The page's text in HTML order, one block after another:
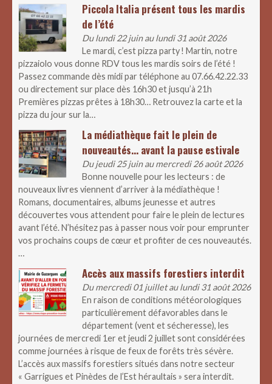
Piccola Italia présent tous les mardis
de l’été
Du lundi 22 juin au lundi 31 août 2026
Le mardi, c’est pizza party ! Martin, notre
pizzaiolo vous donne RDV tous les mardis soirs de l’été !
Passez commande dès midi par téléphone au 07.66.42.22.33
ou directement sur place dès 16h30 et jusqu’à 21h
Premières pizzas prêtes à 18h30… Retrouvez la carte et la
pizza du jour sur la…
La médiathèque fait le plein de
nouveautés… avant la pause estivale
Du jeudi 25 juin au mercredi 26 août 2026
Bonne nouvelle pour les lecteurs : de
nouveaux livres viennent d’arriver à la médiathèque !
Romans, documentaires, albums jeunesse et autres
découvertes vous attendent pour faire le plein de lectures
avant l’été. N’hésitez pas à passer nous voir pour emprunter
vos prochains coups de cœur et profiter de ces nouveautés.
…
Accès aux massifs forestiers interdit
Du mercredi 01 juillet au lundi 31 août 2026
En raison de conditions météorologiques
particulièrement défavorables dans le
département (vent et sécheresse), les
journées de mercredi 1er et jeudi 2 juillet sont considérées
comme journées à risque de feux de forêts très sévère.
L’accès aux massifs forestiers situés dans notre secteur
« Garrigues et Pinèdes de l’Est héraultais » sera interdit.